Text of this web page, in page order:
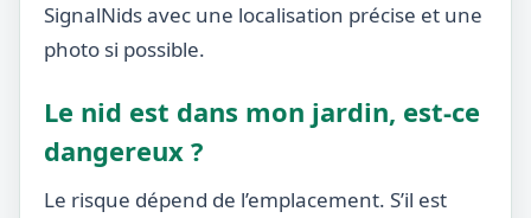
SignalNids avec une localisation précise et une
photo si possible.
Le nid est dans mon jardin, est-ce
dangereux ?
Le risque dépend de l’emplacement. S’il est